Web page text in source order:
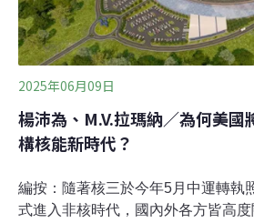
等團體呼籲，不論擁核、反核都要
參考放入政府版條文，並啟動社會
黨團參考草案條文，盡快進入立院
2025年06月09日
楊沛為、M.V.拉瑪納／為何美國
構核能新時代？
編按：隨著核三於今年5月中運轉執
式進入非核時代，國內外各方皆高